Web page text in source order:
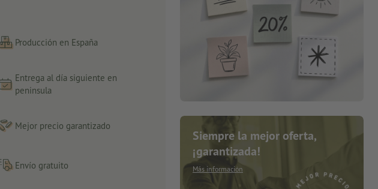
Producción en España
Entrega al día siguiente en
peninsula
Mejor precio garantizado
Envío gratuito
Siempre la mejor oferta,
¡garantizada!
Más información